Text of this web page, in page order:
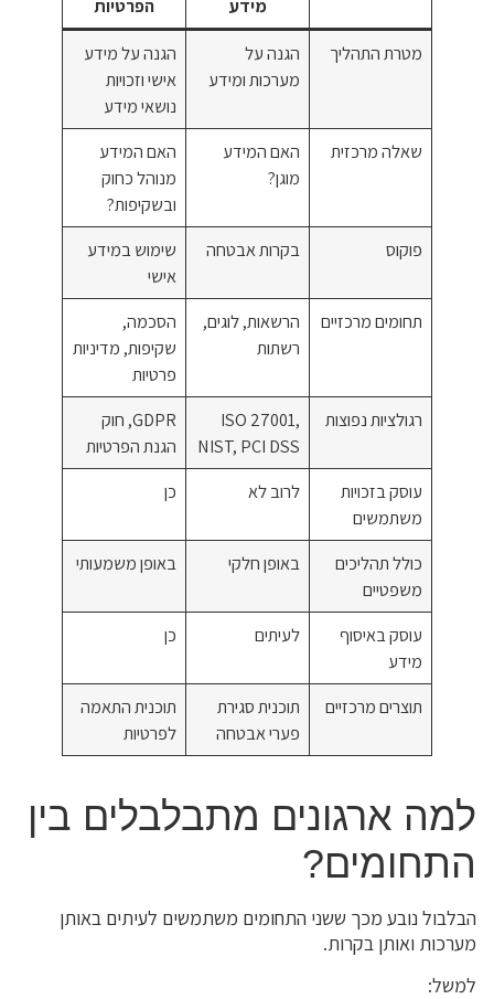
מידע
הפרטיות
מטרת התהליך
הגנה על
מערכות ומידע
הגנה על מידע
אישי וזכויות
נושאי מידע
שאלה מרכזית
האם המידע
מוגן?
האם המידע
מנוהל כחוק
ובשקיפות?
פוקוס
בקרות אבטחה
שימוש במידע
אישי
תחומים מרכזיים
הרשאות, לוגים,
רשתות
הסכמה,
שקיפות, מדיניות
פרטיות
רגולציות נפוצות
ISO 27001,
NIST, PCI DSS
GDPR, חוק
הגנת הפרטיות
עוסק בזכויות
משתמשים
לרוב לא כן
כולל תהליכים
משפטיים
באופן חלקי באופן משמעותי
עוסק באיסוף
מידע
לעיתים כן
תוצרים מרכזיים
תוכנית סגירת
פערי אבטחה
תוכנית התאמה
לפרטיות
למה ארגונים מתבלבלים בין
התחומים?
הבלבול נובע מכך ששני התחומים משתמשים לעיתים באותן
מערכות ואותן בקרות.
למשל: